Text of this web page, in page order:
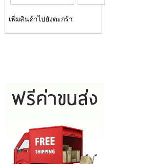
เพิ่มสินค้าไปยังตะกร้า